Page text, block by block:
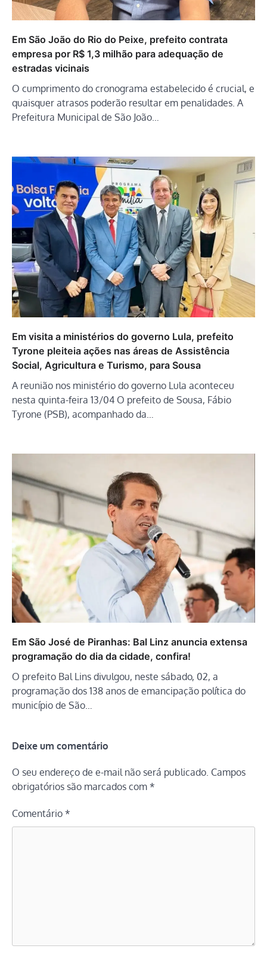
Em São João do Rio do Peixe, prefeito contrata
empresa por R$ 1,3 milhão para adequação de
estradas vicinais
O cumprimento do cronograma estabelecido é crucial, e
quaisquer atrasos poderão resultar em penalidades. A
Prefeitura Municipal de São João…
Em visita a ministérios do governo Lula, prefeito
Tyrone pleiteia ações nas áreas de Assistência
Social, Agricultura e Turismo, para Sousa
A reunião nos ministério do governo Lula aconteceu
nesta quinta-feira 13/04 O prefeito de Sousa, Fábio
Tyrone (PSB), acompanhado da…
Em São José de Piranhas: Bal Linz anuncia extensa
programação do dia da cidade, confira!
O prefeito Bal Lins divulgou, neste sábado, 02, a
programação dos 138 anos de emancipação política do
município de São…
Deixe um comentário
O seu endereço de e-mail não será publicado. Campos
obrigatórios são marcados com *
Comentário *